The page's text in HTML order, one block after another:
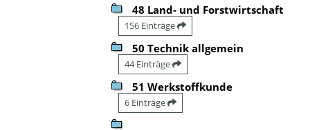
48 Land- und Forstwirtschaft
156 Einträge
50 Technik allgemein
44 Einträge
51 Werkstoffkunde
6 Einträge